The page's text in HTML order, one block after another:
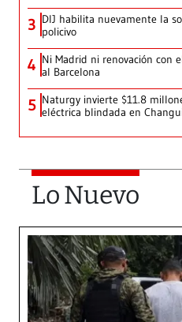
3 DIJ habilita nuevamente la
policivo
4 Ni Madrid ni renovación con
al Barcelona
5 Naturgy invierte $11.8
eléctrica blindada en
Lo Nuevo